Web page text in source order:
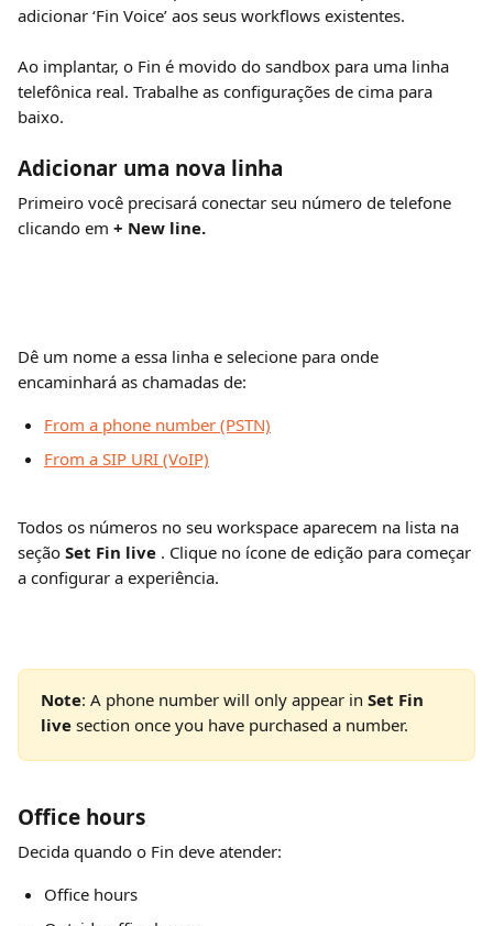
adicionar ‘Fin Voice’ aos seus workflows existentes.
Ao implantar, o Fin é movido do sandbox para uma linha
telefônica real. Trabalhe as configurações de cima para
baixo.
Adicionar uma nova linha
Primeiro você precisará conectar seu número de telefone
clicando em + New line.
Dê um nome a essa linha e selecione para onde
encaminhará as chamadas de:
From a phone number (PSTN)
From a SIP URI (VoIP)
Todos os números no seu workspace aparecem na lista na
seção Set Fin live . Clique no ícone de edição para começar
a configurar a experiência.
Note: A phone number will only appear in Set Fin
live section once you have purchased a number.
Office hours
Decida quando o Fin deve atender:
Office hours